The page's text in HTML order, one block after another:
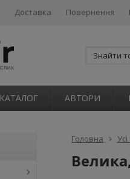
Доставка Повернення
КАТАЛОГ АВТОРИ
Головна